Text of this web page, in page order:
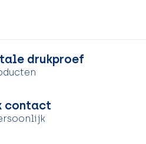
drukproef
contact